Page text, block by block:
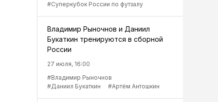
#Суперкубок России по футзалу
Владимир Рыночнов и Даниил
Букаткин тренируются в сборной
России
27 июля, 16:00
#Владимир Рыночнов
#Даниил Букаткин
#Артём Антошкин